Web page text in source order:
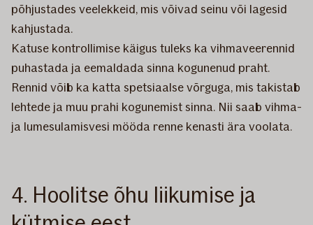
põhjustades veelekkeid, mis võivad seinu või lagesid
kahjustada.
Katuse kontrollimise käigus tuleks ka vihmaveerennid
puhastada ja eemaldada sinna kogunenud praht.
Rennid võib ka katta spetsiaalse võrguga, mis takistab
lehtede ja muu prahi kogunemist sinna. Nii saab vihma-
ja lumesulamisvesi mööda renne kenasti ära voolata.
4. Hoolitse õhu liikumise ja